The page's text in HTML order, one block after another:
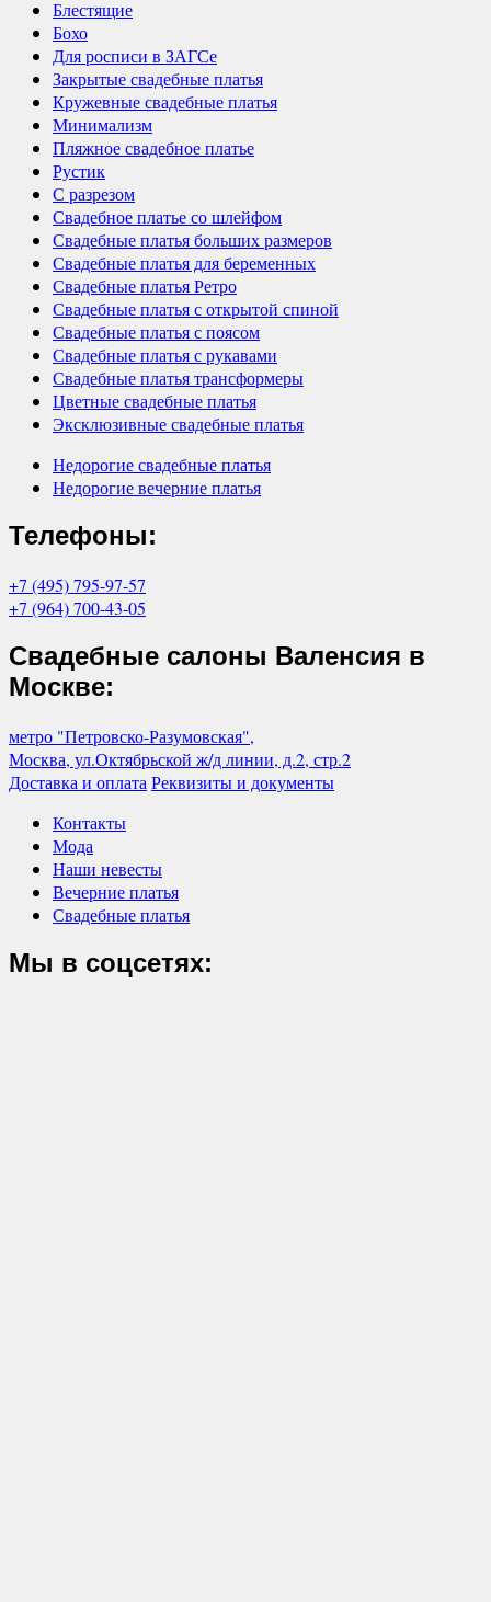
Блестящие
Бохо
Для росписи в ЗАГСе
Закрытые свадебные платья
Кружевные свадебные платья
Минимализм
Пляжное свадебное платье
Рустик
С разрезом
Свадебное платье со шлейфом
Свадебные платья больших размеров
Свадебные платья для беременных
Свадебные платья Ретро
Свадебные платья с открытой спиной
Свадебные платья с поясом
Свадебные платья с рукавами
Свадебные платья трансформеры
Цветные свадебные платья
Эксклюзивные свадебные платья
Недорогие свадебные платья
Недорогие вечерние платья
Телефоны:
+7 (495) 795-97-57
+7 (964) 700-43-05
Свадебные салоны Валенсия в
Москве:
метро "Петровско-Разумовская",
Москва, ул.Октябрьской ж/д линии, д.2, стр.2
Доставка и оплата Реквизиты и документы
Контакты
Мода
Наши невесты
Вечерние платья
Свадебные платья
Мы в соцсетях: